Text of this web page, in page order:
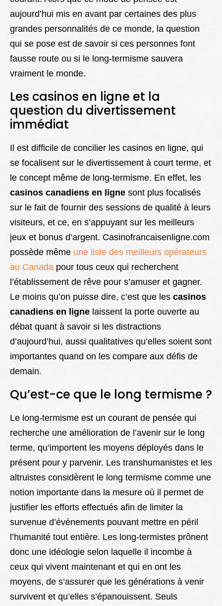
aujourd’hui mis en avant par certaines des plus
grandes personnalités de ce monde, la question
qui se pose est de savoir si ces personnes font
fausse route ou si le long-termisme sauvera
vraiment le monde.
Les casinos en ligne et la
question du divertissement
immédiat
Il est difficile de concilier les casinos en ligne, qui
se focalisent sur le divertissement à court terme, et
le concept même de long-termisme. En effet, les
casinos canadiens en ligne sont plus focalisés
sur le fait de fournir des sessions de qualité à leurs
visiteurs, et ce, en s’appuyant sur les meilleurs
jeux et bonus d’argent. Casinofrancaisenligne.com
possède même une liste des meilleurs opérateurs
au Canada pour tous ceux qui recherchent
l’établissement de rêve pour s’amuser et gagner.
Le moins qu’on puisse dire, c’est que les casinos
canadiens en ligne laissent la porte ouverte au
débat quant à savoir si les distractions
d’aujourd’hui, aussi qualitatives qu’elles soient sont
importantes quand on les compare aux défis de
demain.
Qu’est-ce que le long termisme ?
Le long-termisme est un courant de pensée qui
recherche une amélioration de l’avenir sur le long
terme, qu’importent les moyens déployés dans le
présent pour y parvenir. Les transhumanistes et les
altruistes considèrent le long termisme comme une
notion importante dans la mesure où il permet de
justifier les efforts effectués afin de limiter la
survenue d’évènements pouvant mettre en péril
l’humanité tout entière. Les long-termistes prônent
donc une idéologie selon laquelle il incombe à
ceux qui vivent maintenant et qui en ont les
moyens, de s’assurer que les générations à venir
survivent et qu’elles s’épanouissent. Seuls